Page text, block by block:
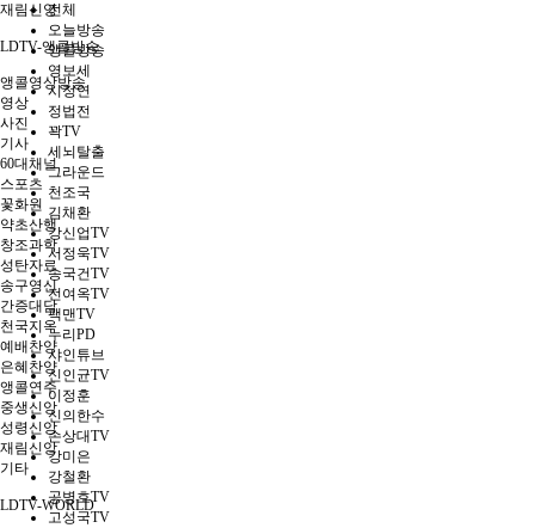
재림신앙
LDTV-앵콜방송
앵콜영상방송
영상
사진
기사
60대채널
스포츠
꽃화원
약초산행
창조과학
성탄자료
송구영신
간증대담
천국지옥
예배찬양
은혜찬양
앵콜연주
중생신앙
성령신앙
재림신앙
기타
LDTV-WORLD
전체
오늘방송
앵콜방송
영보세
시정연
정법전
꽉TV
세뇌탈출
그라운드
천조국
김채환
강신업TV
서정욱TV
송국건TV
전여옥TV
팩맨TV
누리PD
샤인튜브
신인균TV
이정훈
신의한수
손상대TV
강미은
강철환
공병호TV
고성국TV